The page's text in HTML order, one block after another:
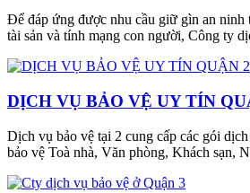
Để đáp ứng được nhu cầu giữ gìn an ninh
tài sản và tính mạng con người, Công ty
DỊCH VỤ BẢO VỆ UY TÍN
Dịch vụ bảo vệ tại 2 cung cấp các gói
bảo vệ Toà nhà, Văn phòng, Khách sạn,